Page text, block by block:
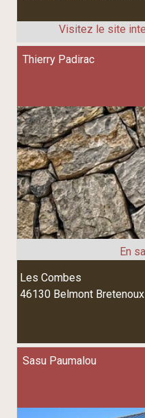
Thierry Padirac
Les Combes
46130 Belmont Bretenoux
Sasu Paumalou